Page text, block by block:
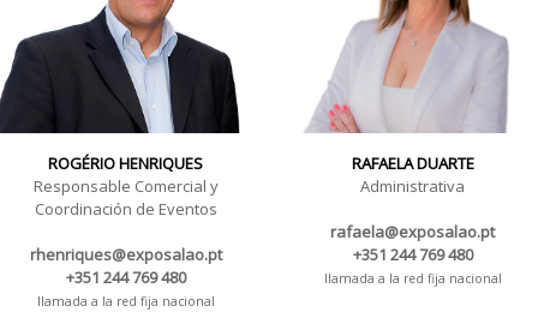
ROGÉRIO HENRIQUES
Responsable Comercial y
Coordinación de Eventos
rhenriques@exposalao.pt
+351 244 769 480
llamada a la red fija nacional
RAFAELA DUARTE
Administrativa
rafaela@exposalao.pt
+351 244 769 480
llamada a la red fija nacional